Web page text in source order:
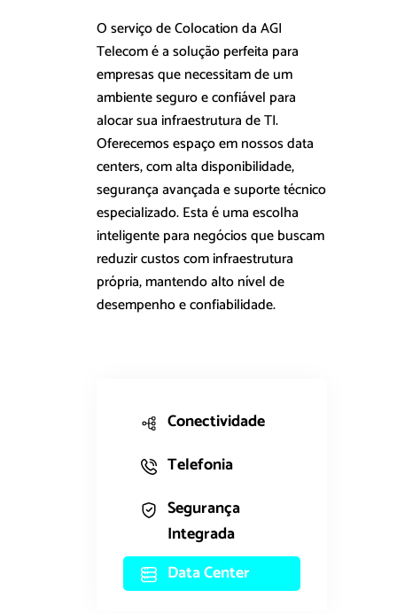
Conectividade
Telefonia
Segurança
Integrada
Data Center
O serviço de Colocation da AGI
Telecom é a solução perfeita para
empresas que necessitam de um
ambiente seguro e confiável para
alocar sua infraestrutura de TI.
Oferecemos espaço em nossos data
centers, com alta disponibilidade,
segurança avançada e suporte técnico
especializado. Esta é uma escolha
inteligente para negócios que buscam
reduzir custos com infraestrutura
própria, mantendo alto nível de
desempenho e confiabilidade.